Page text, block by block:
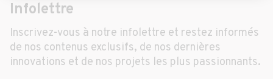
Infolettre
Inscrivez-vous à notre infolettre et restez informés
de nos contenus exclusifs, de nos dernières
innovations et de nos projets les plus passionnants.